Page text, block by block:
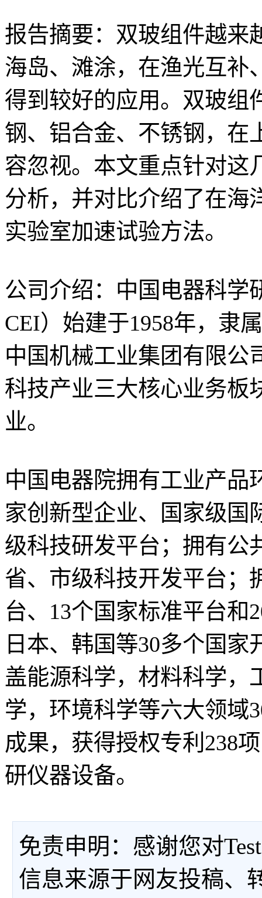
报告摘要：双玻组件越来
海岛、滩涂，在渔光互补
得到较好的应用。双玻组
钢、铝合金、不锈钢，在
容忽视。本文重点针对这
分析，并对比介绍了在海
实验室加速试验方法。
公司介绍：中国电器科学
CEI）始建于1958年，隶
中国机械工业集团有限公
科技产业三大核心业务板
业。
中国电器院拥有工业产品
家创新型企业、国家级国
级科技研发平台；拥有公
省、市级科技开发平台；
台、13个国家标准平台和
日本、韩国等30多个国
盖能源科学，材料科学，
学，环境科学等六大领域
成果，获得授权专利238
研仪器设备。
免责申明：感谢您对
信息来源于网友投稿、